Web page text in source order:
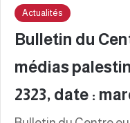
Actualités
Bulletin du
médias
2323, date :